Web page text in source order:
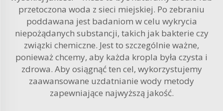
przetoczona woda z sieci miejskiej. Po zebraniu
poddawana jest badaniom w celu wykrycia
niepożądanych substancji, takich jak bakterie czy
związki chemiczne. Jest to szczególnie ważne,
ponieważ chcemy, aby każda kropla była czysta i
zdrowa. Aby osiągnąć ten cel, wykorzystujemy
zaawansowane uzdatnianie wody metody
zapewniające najwyższą jakość.